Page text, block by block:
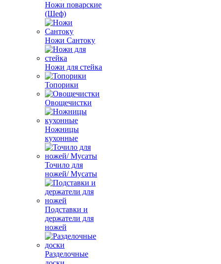
Ножи поварские
(Шеф)
Ножи Сантоку
Ножи для стейка
Топорики
Овощечистки
Ножницы
кухонные
Точило для
ножей/ Мусаты
Подставки и
держатели для
ножей
Разделочные